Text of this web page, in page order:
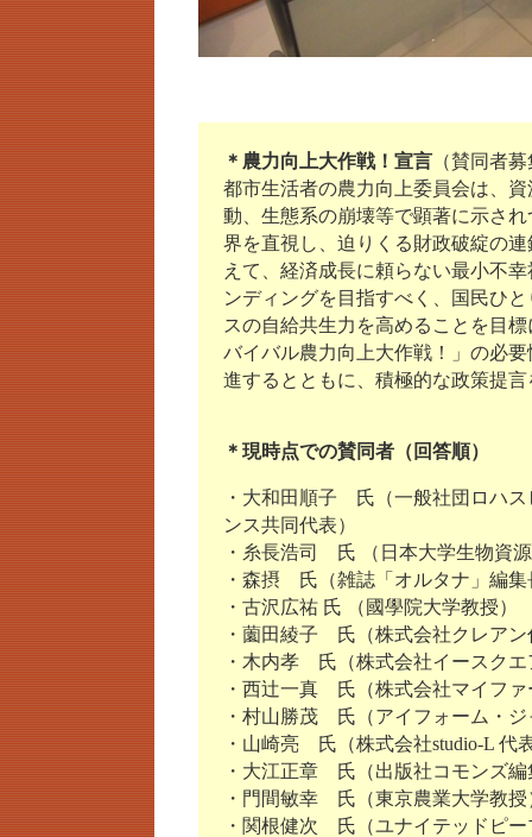
＊農力向上大作戦！宣言 （賛同者
都市生活者の農力向上委員会は、
動、生態系の崩壊等で顕著に示さ
界を直視し、迫りくる財政破綻の
えて、経済成長に頼らない最小不
ンディングを目指すべく、国民ひ
スの自給共生力を高めることを目
バイバル農力向上大作戦！」の必
進するとともに、積極的な政策提
＊現時点での賛同者（回答順）
・大和田順子 氏（一般社団ロハ
ンス共同代表）
・糸長浩司 氏 （日本大学生物資
・森摂 氏（雑誌「オルタナ」編集
・古沢広祐 氏 （國學院大学教授）
・薗田綾子 氏（株式会社クレアン
・木内孝 氏（株式会社イースクエ
・西辻一真 氏（株式会社マイファ
・村山勝茂 氏（アイフォーム・ジ
・山崎亮 氏（株式会社studio-L 代
・大江正章 氏（出版社コモンズ編
・門間敏幸 氏（東京農業大学教授
・関根健次 氏（ユナイテッドピ